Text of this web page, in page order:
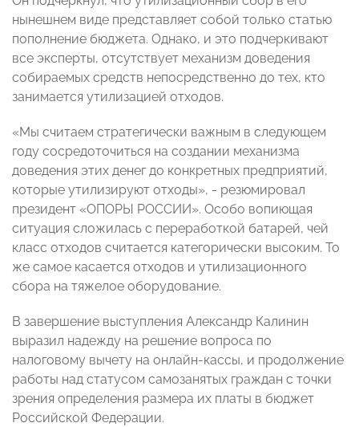
нынешнем виде представляет собой только статью
пополнение бюджета. Однако, и это подчеркивают
все эксперты, отсутствует механизм доведения
собираемых средств непосредственно до тех, кто
занимается утилизацией отходов.
«Мы считаем стратегически важным в следующем
году сосредоточиться на создании механизма
доведения этих денег до конкретных предприятий,
которые утилизируют отходы», - резюмировал
президент «ОПОРЫ РОССИИ». Особо вопиющая
ситуация сложилась с переработкой батарей, чей
класс отходов считается категорически высоким. То
же самое касается отходов и утилизационного
сбора на тяжелое оборудование.
В завершение выступления Александр Калинин
выразил надежду на решение вопроса по
налоговому вычету на онлайн-кассы, и продолжение
работы над статусом самозанятых граждан с точки
зрения определения размера их платы в бюджет
Российской Федерации.